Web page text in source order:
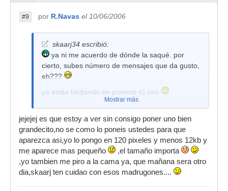
#9 por R.Navas el 10/06/2006
skaarj34 escribió:
ya ni me acuerdo de dónde la saqué. por
cierto, subes número de mensajes que da gusto,
eh???
ya estás tardando en ponerte tú uno
ale, piro pa la cama que en 4 horas toca diana
Mostrar más
jejejej es que estoy a ver sin consigo poner uno bien
grandecito,no se como lo poneis ustedes para que
aparezca asi,yo lo pongo en 120 pixeles y menos 12kb y
me aparece mas pequeño
,el tamaño importa
,yo tambien me piro a la cama ya, que mañana sera otro
dia,skaarj ten cuidao con esos madrugones....